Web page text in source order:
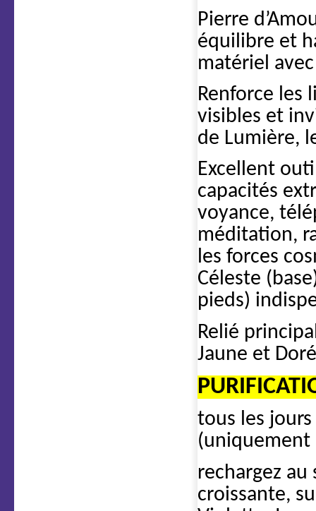
Pierre
équilibre et
matériel
Renforce les
visibles et
de Lumière,
Excellent
capacités
voyance,
méditation,
les forces
Céleste
pieds)
Relié
Jaune et
tous les
(uniquement
rechargez
croissante,